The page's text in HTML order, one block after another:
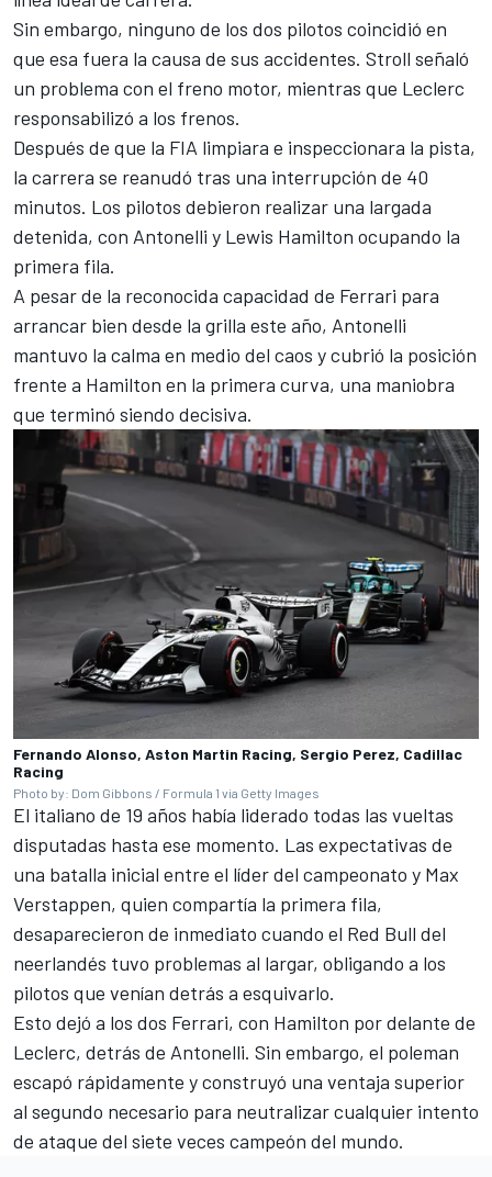
Sin embargo, ninguno de los dos pilotos coincidió en
que esa fuera la causa de sus accidentes. Stroll señaló
un problema con el freno motor, mientras que Leclerc
responsabilizó a los frenos.
Después de que la FIA limpiara e inspeccionara la pista,
la carrera se reanudó tras una interrupción de 40
minutos. Los pilotos debieron realizar una largada
detenida, con Antonelli y Lewis Hamilton ocupando la
primera fila.
A pesar de la reconocida capacidad de Ferrari para
arrancar bien desde la grilla este año, Antonelli
mantuvo la calma en medio del caos y cubrió la posición
frente a Hamilton en la primera curva, una maniobra
que terminó siendo decisiva.
Fernando Alonso, Aston Martin Racing, Sergio Perez, Cadillac
Racing
Photo by: Dom Gibbons / Formula 1 via Getty Images
El italiano de 19 años había liderado todas las vueltas
disputadas hasta ese momento. Las expectativas de
una batalla inicial entre el líder del campeonato y Max
Verstappen, quien compartía la primera fila,
desaparecieron de inmediato cuando el Red Bull del
neerlandés tuvo problemas al largar, obligando a los
pilotos que venían detrás a esquivarlo.
Esto dejó a los dos Ferrari, con Hamilton por delante de
Leclerc, detrás de Antonelli. Sin embargo, el poleman
escapó rápidamente y construyó una ventaja superior
al segundo necesario para neutralizar cualquier intento
de ataque del siete veces campeón del mundo.